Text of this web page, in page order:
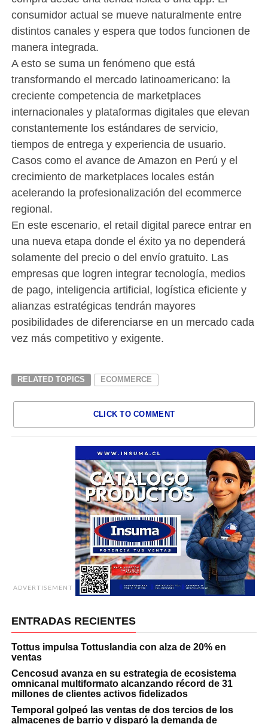
consumidor actual se mueve naturalmente entre
distintos canales y espera que todos funcionen de
manera integrada.
A esto se suma un fenómeno que está
transformando el mercado latinoamericano: la
creciente competencia de marketplaces
internacionales y plataformas digitales que elevan
constantemente los estándares de servicio,
tiempos de entrega y experiencia de usuario.
Casos como el avance de Amazon en Perú y el
crecimiento de marketplaces locales están
acelerando la profesionalización del ecommerce
regional.
En este escenario, el retail digital parece entrar en
una nueva etapa donde el éxito ya no dependerá
solamente del precio o del envío gratuito. Las
empresas que logren integrar tecnología, medios
de pago, inteligencia artificial, logística eficiente y
alianzas estratégicas tendrán mayores
posibilidades de diferenciarse en un mercado cada
vez más competitivo y exigente.
RELATED TOPICS ECOMMERCE
CLICK TO COMMENT
ADVERTISEMENT
ENTRADAS RECIENTES
Tottus impulsa Tottuslandia con alza de 20% en
ventas
Cencosud avanza en su estrategia de ecosistema
omnicanal multiformato alcanzando récord de 31
millones de clientes activos fidelizados
Temporal golpeó las ventas de dos tercios de los
almacenes de barrio y disparó la demanda de